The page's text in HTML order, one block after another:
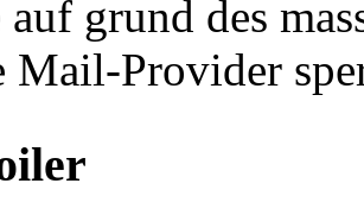
auf grund des
Mail-Provider